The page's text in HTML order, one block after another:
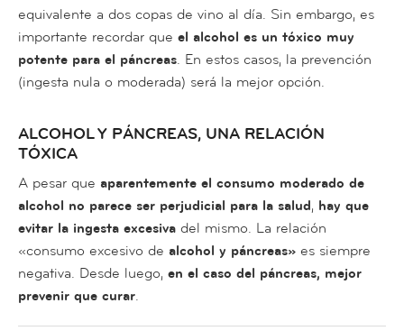
equivalente a dos copas de vino al día. Sin embargo, es
importante recordar que el alcohol es un tóxico muy
potente para el páncreas. En estos casos, la prevención
(ingesta nula o moderada) será la mejor opción.
ALCOHOL Y PÁNCREAS, UNA RELACIÓN
TÓXICA
A pesar que aparentemente el consumo moderado de
alcohol no parece ser perjudicial para la salud, hay que
evitar la ingesta excesiva del mismo. La relación
«consumo excesivo de alcohol y páncreas» es siempre
negativa. Desde luego, en el caso del páncreas, mejor
prevenir que curar.